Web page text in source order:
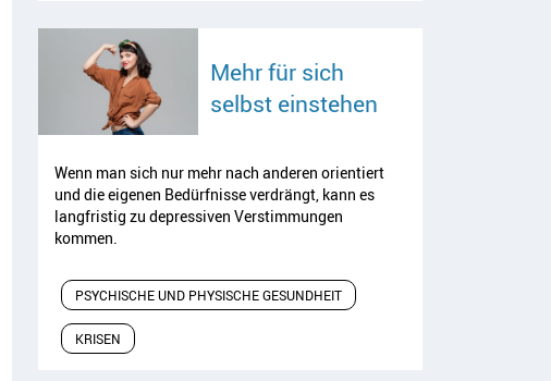
Mehr für sich
selbst einstehenArtikel lesen
Wenn man sich nur mehr nach anderen orientiert
und die eigenen Bedürfnisse verdrängt, kann es
langfristig zu depressiven Verstimmungen
kommen.
PSYCHISCHE UND PHYSISCHE GESUNDHEIT
KRISEN